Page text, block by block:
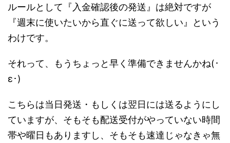
ルールとして『入金確認後の発送』は絶対ですが
『週末に使いたいから直ぐに送って欲しい』という
わけです。
それって、もうちょっと早く準備できませんかね(･
ε･)
こちらは当日発送・もしくは翌日には送るようにし
ていますが、そもそも配送受付がやっていない時間
帯や曜日もありますし、そもそも速達じゃなきゃ無